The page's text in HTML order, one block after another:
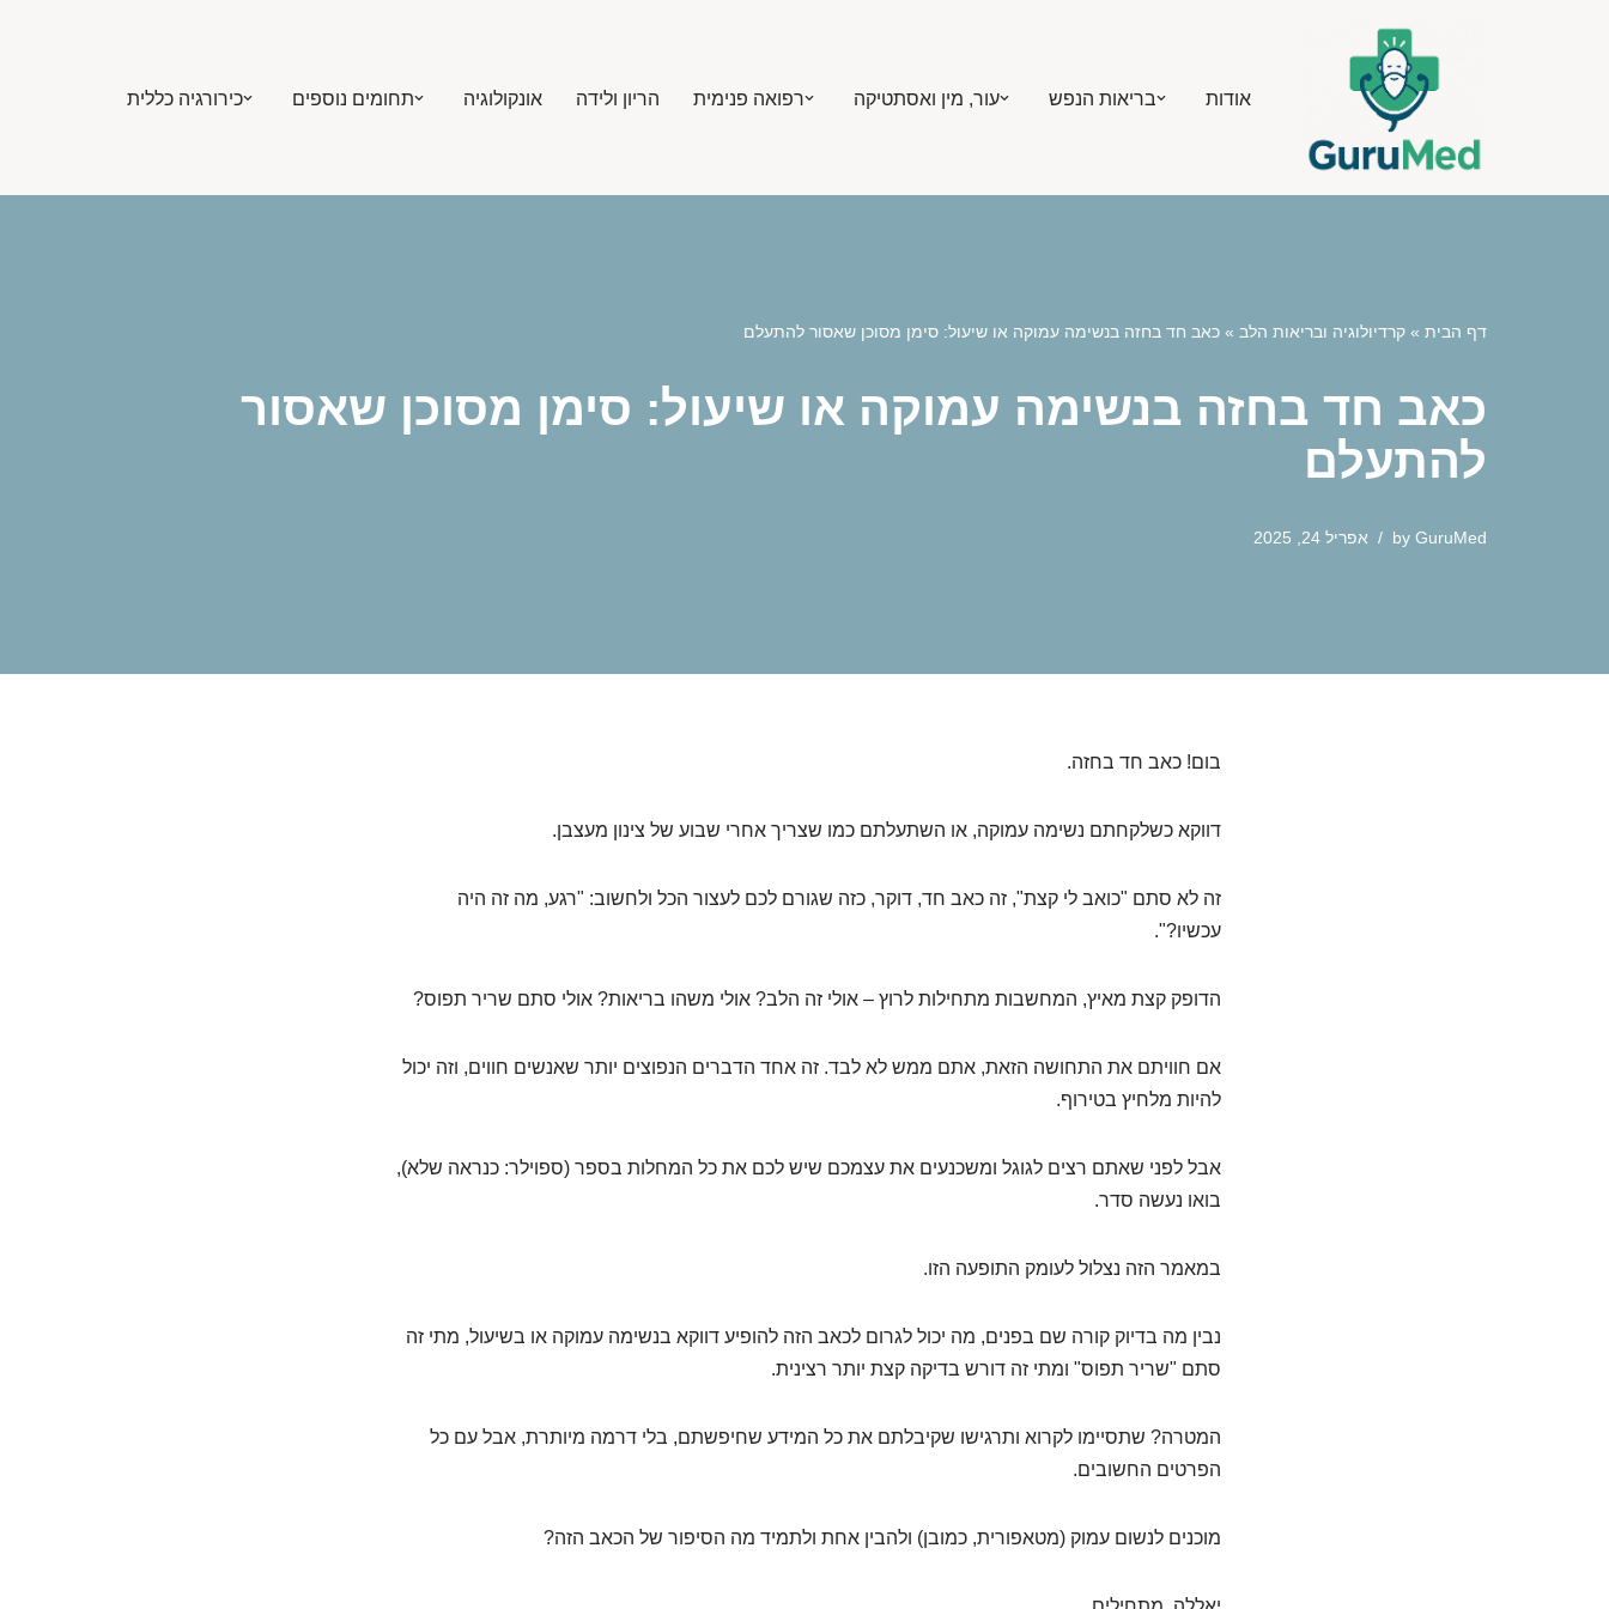
אודות בריאות הנפש עור, מין ואסתטיקה רפואה פנימית הריון ולידה אונקולוגיה תחומים נוספים כירורגיה כללית
דף הבית » קרדיולוגיה ובריאות הלב » כאב חד בחזה בנשימה עמוקה או שיעול: סימן מסוכן שאסור להתעלם
כאב חד בחזה בנשימה עמוקה או שיעול: סימן מסוכן שאסור
להתעלם
by GuruMed אפריל 24, 2025
בום! כאב חד בחזה.
דווקא כשלקחתם נשימה עמוקה, או השתעלתם כמו שצריך אחרי שבוע של צינון מעצבן.
זה לא סתם "כואב לי קצת", זה כאב חד, דוקר, כזה שגורם לכם לעצור הכל ולחשוב: "רגע, מה זה היה
עכשיו?".
הדופק קצת מאיץ, המחשבות מתחילות לרוץ – אולי זה הלב? אולי משהו בריאות? אולי סתם שריר תפוס?
אם חוויתם את התחושה הזאת, אתם ממש לא לבד. זה אחד הדברים הנפוצים יותר שאנשים חווים, וזה יכול
להיות מלחיץ בטירוף.
אבל לפני שאתם רצים לגוגל ומשכנעים את עצמכם שיש לכם את כל המחלות בספר (ספוילר: כנראה שלא),
בואו נעשה סדר.
במאמר הזה נצלול לעומק התופעה הזו.
נבין מה בדיוק קורה שם בפנים, מה יכול לגרום לכאב הזה להופיע דווקא בנשימה עמוקה או בשיעול, מתי זה
סתם "שריר תפוס" ומתי זה דורש בדיקה קצת יותר רצינית.
המטרה? שתסיימו לקרוא ותרגישו שקיבלתם את כל המידע שחיפשתם, בלי דרמה מיותרת, אבל עם כל
הפרטים החשובים.
מוכנים לנשום עמוק (מטאפורית, כמובן) ולהבין אחת ולתמיד מה הסיפור של הכאב הזה?